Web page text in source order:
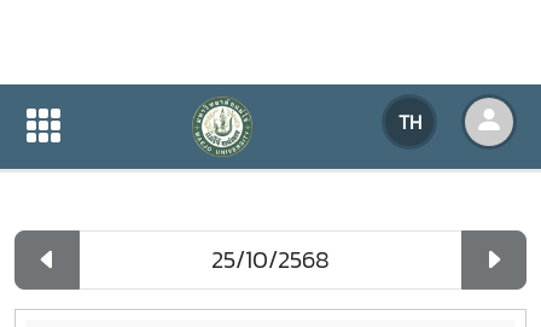
TH
ปฏิทินกิจกรรมของหน่วยงาน
ปฏิทินกิจกรรมของหน่วยงาน